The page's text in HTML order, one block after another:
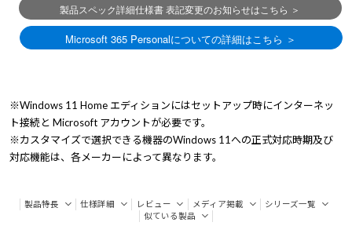
※Windows 11 Home エディションにはセットアップ時にインターネッ
ト接続と Microsoft アカウントが必要です。
※カスタマイズで選択できる機器のWindows 11への正式対応時期及び
対応機能は、各メーカーによって異なります。
製品特長 仕様詳細 レビュー メディア掲載
シリーズ一覧
似ている製品